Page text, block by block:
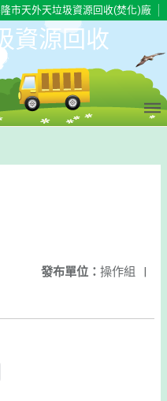
市天外天垃圾資源回收(焚化)廠
資源回收
發布單位： 操作組 |